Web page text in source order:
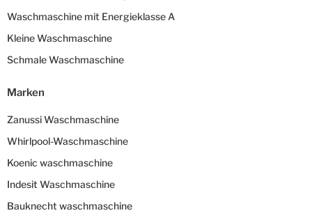
Waschmaschine mit Energieklasse A
Kleine Waschmaschine
Schmale Waschmaschine
Marken
Zanussi Waschmaschine
Whirlpool-Waschmaschine
Koenic waschmaschine
Indesit Waschmaschine
Bauknecht waschmaschine